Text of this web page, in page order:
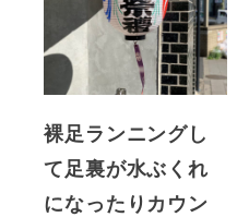
裸足ランニングし
て足裏が水ぶくれ
になったりカウン